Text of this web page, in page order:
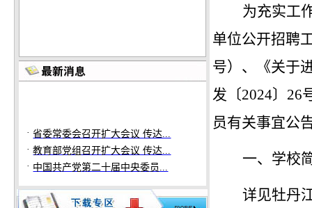
教育部党组召开扩大会议 传达...
中国共产党第二十届中央委员...
为充实工
单位公开招聘
号）、《关于
发〔2024〕26
员有关事宜公
一、学校
详见牡丹